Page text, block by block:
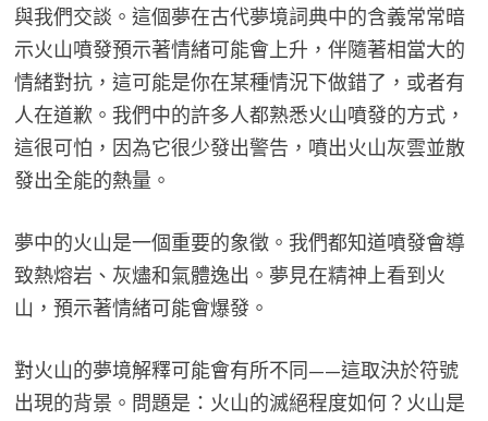
與我們交談。這個夢在古代夢境詞典中的含義常常暗
示火山噴發預示著情緒可能會上升，伴隨著相當大的
情緒對抗，這可能是你在某種情況下做錯了，或者有
人在道歉。我們中的許多人都熟悉火山噴發的方式，
這很可怕，因為它很少發出警告，噴出火山灰雲並散
發出全能的熱量。
夢中的火山是一個重要的象徵。我們都知道噴發會導
致熱熔岩、灰燼和氣體逸出。夢見在精神上看到火​​
山，預示著情緒可能會爆發。
對火山的夢境解釋可能會有所不同——這取決於符號
出現的背景。問題是：火山的滅絕程度如何？火山是